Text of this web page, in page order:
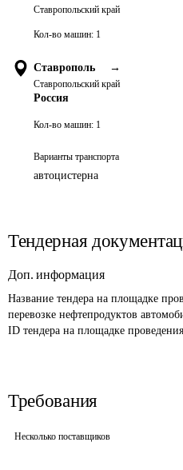
Ставропольский край
Кол-во машин: 1
Ставрополь →
Ставропольский край
Россия
Кол-во машин: 1
Варианты транспорта
автоцистерна
Тендерная
Доп. информация
Название тендера на площадке
перевозке нефтепродуктов
ID тендера на площадке
Требования
Несколько поставщиков